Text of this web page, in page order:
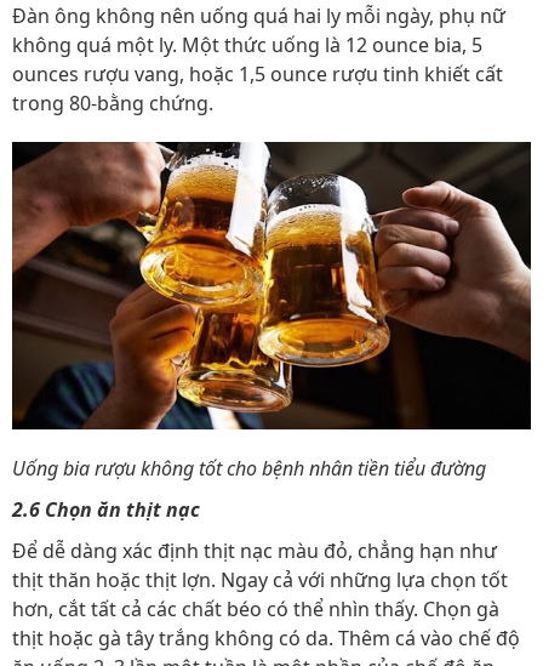
Đàn ông không nên uống quá hai ly mỗi ngày, phụ nữ
không quá một ly. Một thức uống là 12 ounce bia, 5
ounces rượu vang, hoặc 1,5 ounce rượu tinh khiết cất
trong 80-bằng chứng.
Uống bia rượu không tốt cho bệnh nhân tiền tiểu đường
2.6 Chọn ăn thịt nạc
Để dễ dàng xác định thịt nạc màu đỏ, chẳng hạn như
thịt thăn hoặc thịt lợn. Ngay cả với những lựa chọn tốt
hơn, cắt tất cả các chất béo có thể nhìn thấy. Chọn gà
thịt hoặc gà tây trắng không có da. Thêm cá vào chế độ